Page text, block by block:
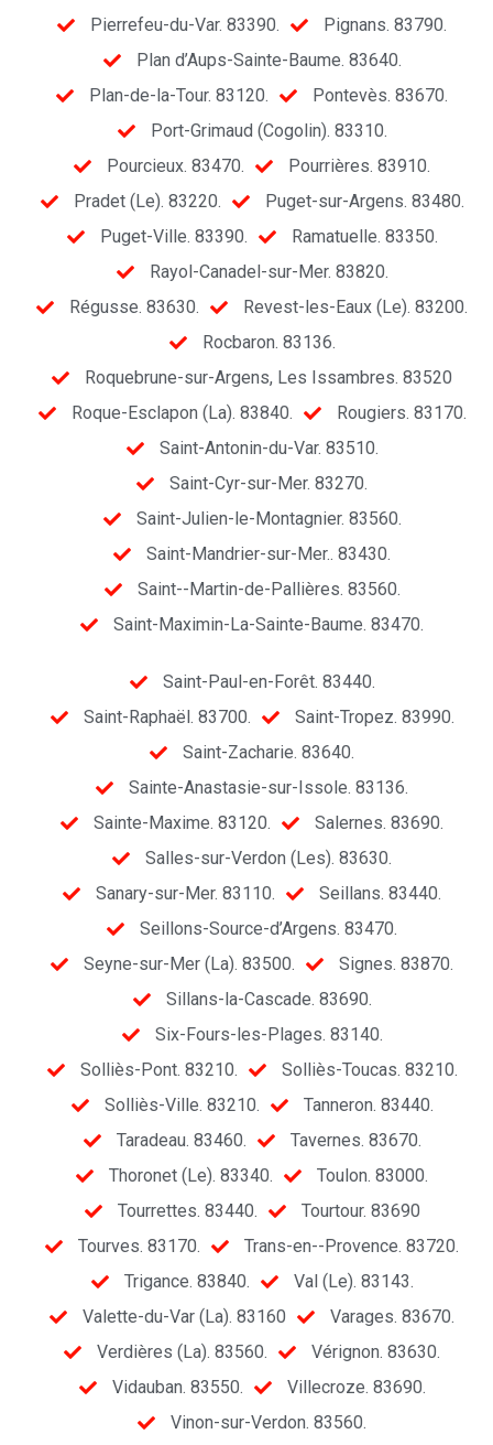
Pierrefeu-du-Var. 83390.
Pignans. 83790.
Plan d’Aups-Sainte-Baume. 83640.
Plan-de-la-Tour. 83120.
Pontevès. 83670.
Port-Grimaud (Cogolin). 83310.
Pourcieux. 83470.
Pourrières. 83910.
Pradet (Le). 83220.
Puget-sur-Argens. 83480.
Puget-Ville. 83390.
Ramatuelle. 83350.
Rayol-Canadel-sur-Mer. 83820.
Régusse. 83630.
Revest-les-Eaux (Le). 83200.
Rocbaron. 83136.
Roquebrune-sur-Argens, Les Issambres. 83520
Roque-Esclapon (La). 83840.
Rougiers. 83170.
Saint-Antonin-du-Var. 83510.
Saint-Cyr-sur-Mer. 83270.
Saint-Julien-le-Montagnier. 83560.
Saint-Mandrier-sur-Mer.. 83430.
Saint--Martin-de-Pallières. 83560.
Saint-Maximin-La-Sainte-Baume. 83470.
Saint-Paul-en-Forêt. 83440.
Saint-Raphaël. 83700.
Saint-Tropez. 83990.
Saint-Zacharie. 83640.
Sainte-Anastasie-sur-Issole. 83136.
Sainte-Maxime. 83120.
Salernes. 83690.
Salles-sur-Verdon (Les). 83630.
Sanary-sur-Mer. 83110.
Seillans. 83440.
Seillons-Source-d’Argens. 83470.
Seyne-sur-Mer (La). 83500.
Signes. 83870.
Sillans-la-Cascade. 83690.
Six-Fours-les-Plages. 83140.
Solliès-Pont. 83210.
Solliès-Toucas. 83210.
Solliès-Ville. 83210.
Tanneron. 83440.
Taradeau. 83460.
Tavernes. 83670.
Thoronet (Le). 83340.
Toulon. 83000.
Tourrettes. 83440.
Tourtour. 83690
Tourves. 83170.
Trans-en--Provence. 83720.
Trigance. 83840.
Val (Le). 83143.
Valette-du-Var (La). 83160
Varages. 83670.
Verdières (La). 83560.
Vérignon. 83630.
Vidauban. 83550.
Villecroze. 83690.
Vinon-sur-Verdon. 83560.